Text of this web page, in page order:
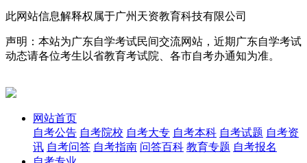
此网站信息解释权属于广州天资教育科技有限公司
声明：本站为广东自学考试民间交流网站，近期广东自学考试
动态请各位考生以省教育考试院、各市自考办通知为准。
网站首页
自考公告 自考院校 自考大专 自考本科 自考试题 自考资
讯 自考问答 自考指南 问答百科 教育专题 自考报名